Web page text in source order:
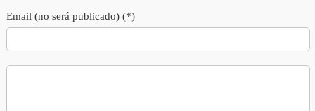
Email (no será publicado) (*)